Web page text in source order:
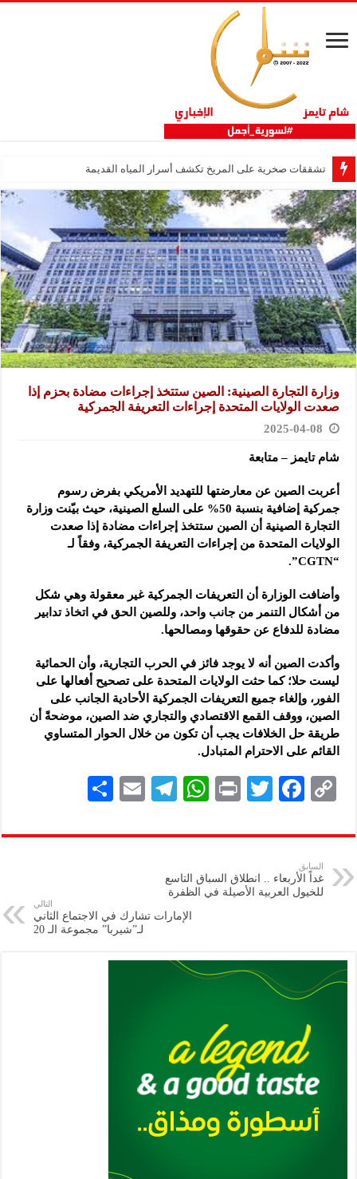
تشققات صخرية على المريخ تكشف أسرار المياه القديمة
وزارة التجارة الصينية: الصين ستتخذ إجراءات مضادة بحزم إذا
صعدت الولايات المتحدة إجراءات التعريفة الجمركية
2025-04-08
شام تايمز – متابعة
أعربت الصين عن معارضتها للتهديد الأمريكي بفرض رسوم
جمركية إضافية بنسبة 50% على السلع الصينية، حيث بيّنت وزارة
التجارة الصينية أن الصين ستتخذ إجراءات مضادة إذا صعدت
الولايات المتحدة من إجراءات التعريفة الجمركية، وفقاً لـ
“CGTN”.
وأضافت الوزارة أن التعريفات الجمركية غير معقولة وهي شكل
من أشكال التنمر من جانب واحد، وللصين الحق في اتخاذ تدابير
مضادة للدفاع عن حقوقها ومصالحها.
وأكدت الصين أنه لا يوجد فائز في الحرب التجارية، وأن الحمائية
ليست حلا؛ كما حثت الولايات المتحدة على تصحيح أفعالها على
الفور، وإلغاء جميع التعريفات الجمركية الأحادية الجانب على
الصين، ووقف القمع الاقتصادي والتجاري ضد الصين، موضحةً أن
طريقة حل الخلافات يجب أن تكون من خلال الحوار المتساوي
القائم على الاحترام المتبادل.
C
p
y
Li
F
eb
k
T
tt
P
nt
W
at
A
p
Te
gr
E
ai
ar
السابق
غداً الأربعاء .. انطلاق السباق التاسع
للخيول العربية الأصيلة في الظفرة
التالي
الإمارات تشارك في الاجتماع الثاني
لـ”شيربا” مجموعة الـ 20